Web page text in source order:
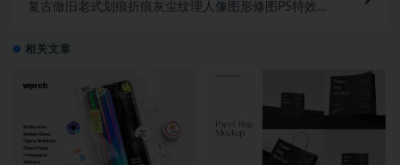
复古做旧老式划痕折痕灰尘纹理人像图形修图PS特效滤
相关文章